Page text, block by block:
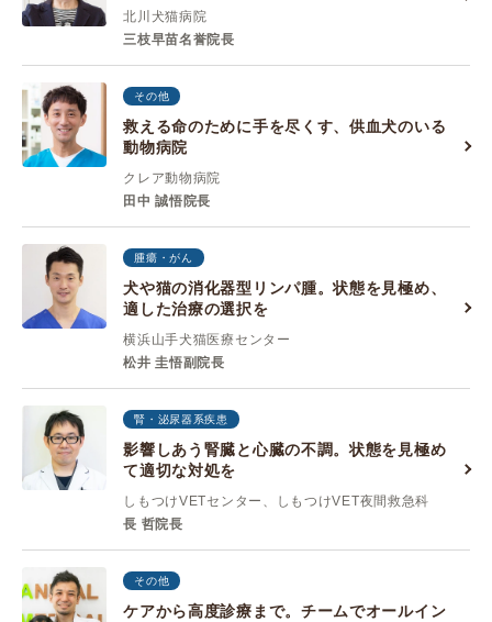
北川犬猫病院
三枝早苗名誉院長
その他
救える命のために手を尽くす、供血犬のいる
動物病院
クレア動物病院
田中 誠悟院長
腫瘍・がん
犬や猫の消化器型リンパ腫。状態を見極め、
適した治療の選択を
横浜山手犬猫医療センター
松井 圭悟副院長
腎・泌尿器系疾患
影響しあう腎臓と心臓の不調。状態を見極め
て適切な対処を
しもつけVETセンター、しもつけVET夜間救急科
長 哲院長
その他
ケアから高度診療まで。チームでオールイン